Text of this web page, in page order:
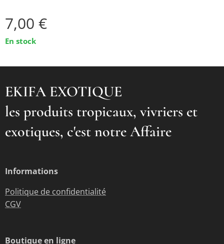
7,00 €
En stock
EKIFA EXOTIQUE
les produits tropicaux, vivriers et
exotiques, c'est notre Affaire
Informations
Politique de confidentialité
CGV
Boutique en ligne